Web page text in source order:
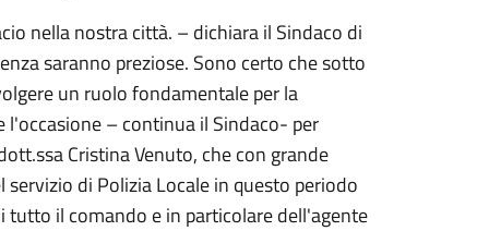
nella nostra città. – dichiara il Sindaco di
saranno preziose. Sono certo che sotto
un ruolo fondamentale per la
– continua il Sindaco- per
Cristina Venuto, che con grande
di Polizia Locale in questo periodo
tutto il comando e in particolare dell'agente